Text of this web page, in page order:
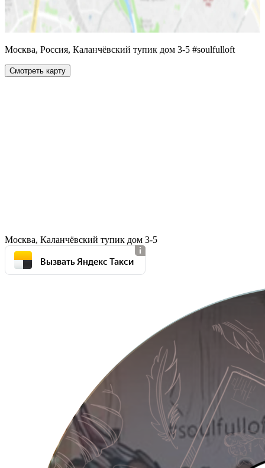
Москва, Россия, Каланчёвский тупик дом 3-5 #soulfulloft
Смотреть карту
Москва, Каланчёвский тупик дом 3-5
Вызвать Яндекс Такси